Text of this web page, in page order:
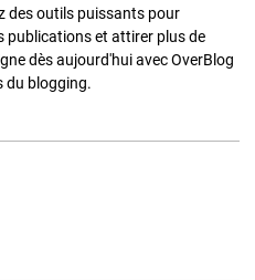
des outils puissants pour
publications et attirer plus de
dès aujourd'hui avec OverBlog
du blogging.